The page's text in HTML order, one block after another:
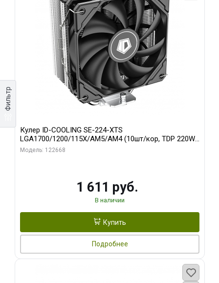
Фильтр
Кулер ID-COOLING SE-224-XTS
LGA1700/1200/115X/AM5/AM4 (10шт/кор, TDP 220W,
PWM, 4 тепл.трубки прямого контакта, FAN 120mm)
Модель: 122668
1 611 руб.
В наличии
Купить
Подробнее